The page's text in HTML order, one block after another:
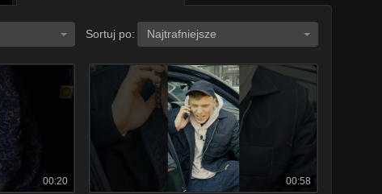
Sortuj po: Najtrafniejsze
00:20 00:58